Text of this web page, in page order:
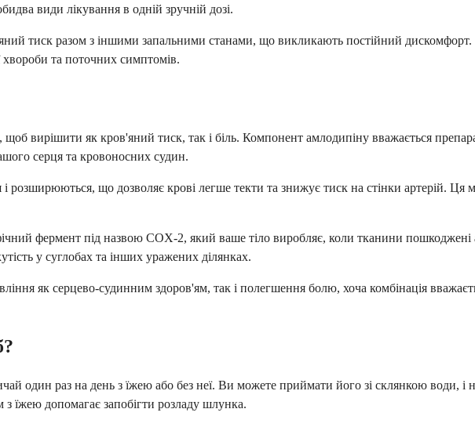
види лікування в одній зручній дозі.
тиск разом з іншими запальними станами, що викликають постійний дискомфорт.
хвороби та поточних симптомів.
вирішити як кров'яний тиск, так і біль. Компонент амлодипіну вважається
серця та кровоносних судин.
розширюються, що дозволяє крові легше текти та знижує тиск на стінки артерій. Ця
фермент під назвою COX-2, який ваше тіло виробляє, коли тканини
у суглобах та інших уражених ділянках.
як серцево-судинним здоров'ям, так і полегшення болю, хоча комбінація
один раз на день з їжею або без неї. Ви можете приймати його зі склянкою води,
їжею допомагає запобігти розладу шлунка.